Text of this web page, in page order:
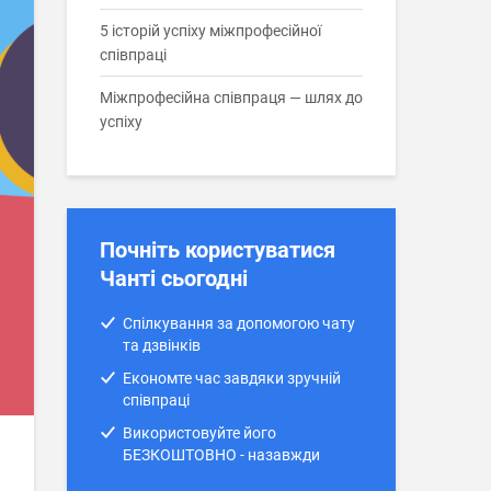
5 історій успіху міжпрофесійної
співпраці
Міжпрофесійна співпраця — шлях до
успіху
Почніть користуватися
Чанті сьогодні
Спілкування за допомогою чату
та дзвінків
Економте час завдяки зручній
співпраці
Використовуйте його
БЕЗКОШТОВНО - назавжди